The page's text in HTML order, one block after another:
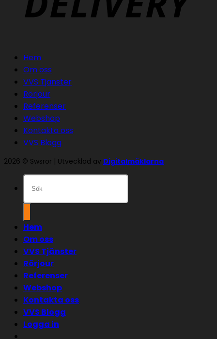
Hem
Om oss
VVS Tjänster
Rörjour
Referenser
Webshop
Kontakta oss
VVS Blogg
2026 © Swsror | Utvecklad av Digitalmäklarna
efter:
Hem
Om oss
VVS Tjänster
Rörjour
Referenser
Webshop
Kontakta oss
VVS Blogg
Logga in